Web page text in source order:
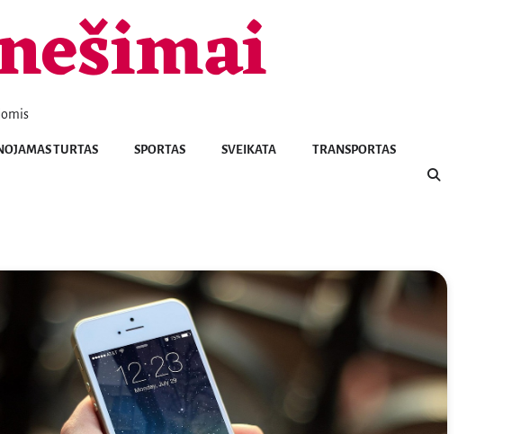
TURTAS SPORTAS SVEIKATA TRANSPORTAS